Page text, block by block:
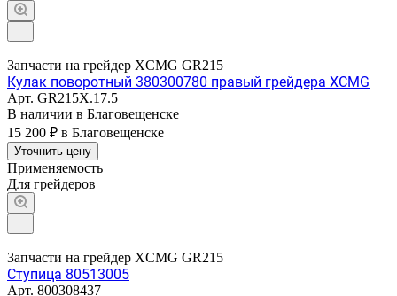
Запчасти на грейдер XCMG GR215
Кулак поворотный 380300780 правый грейдера XCMG
Арт. GR215X.17.5
В наличии в Благовещенске
15 200 ₽ в Благовещенске
Уточнить цену
Применяемость
Для грейдеров
Запчасти на грейдер XCMG GR215
Ступица 80513005
Арт. 800308437